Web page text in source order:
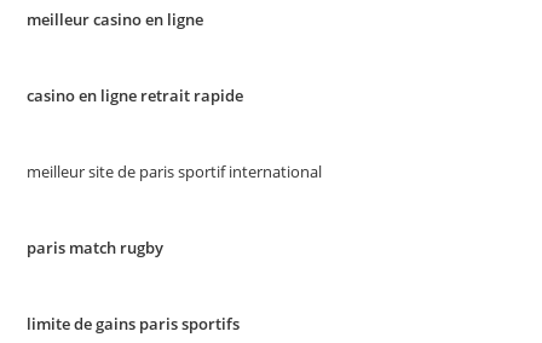
meilleur casino en ligne
casino en ligne retrait rapide
meilleur site de paris sportif international
paris match rugby
limite de gains paris sportifs